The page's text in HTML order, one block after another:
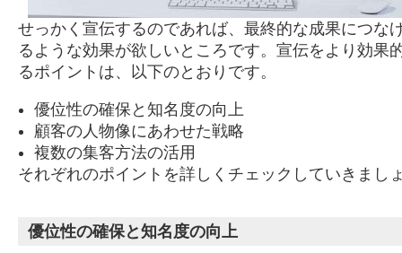
せっかく宣伝するのであれば、最終的な成果につな
るような効果が欲しいところです。宣伝をより効果
るポイントは、以下のとおりです。
優位性の確保と知名度の向上
顧客の人物像にあわせた戦略
複数の集客方法の活用
それぞれのポイントを詳しくチェックしていきまし
優位性の確保と知名度の向上